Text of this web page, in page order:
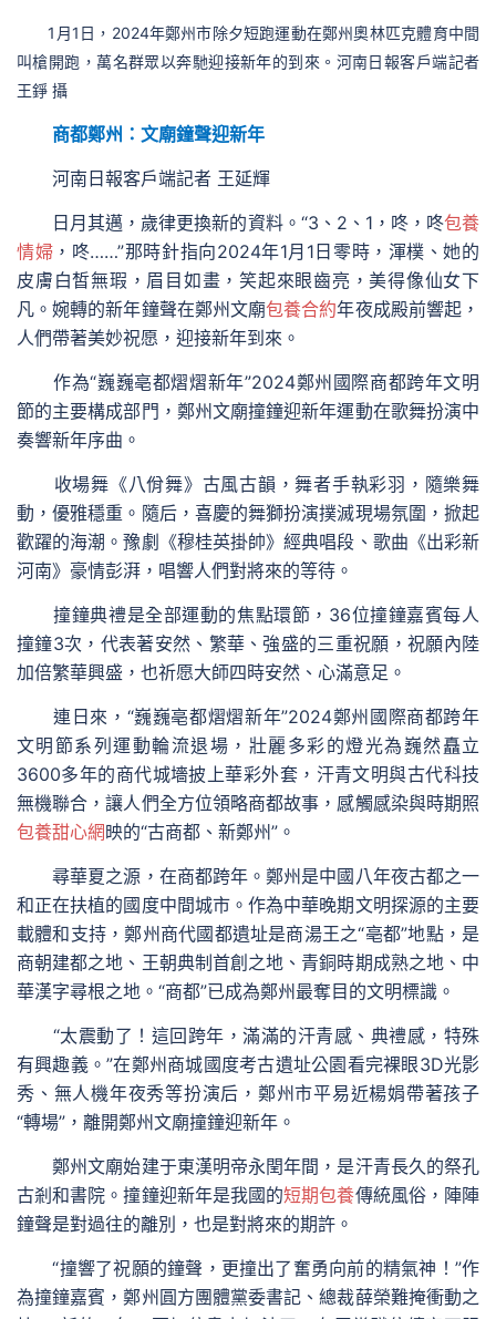
1月1日，2024年鄭州市除夕短跑運動在鄭州奧林匹克體育中間
叫槍開跑，萬名群眾以奔馳迎接新年的到來。河南日報客戶端記者
王錚 攝
商都鄭州：文廟鐘聲迎新年
河南日報客戶端記者 王延輝
日月其邁，歲律更換新的資料。“3、2、1，咚，咚包養
情婦 ，咚……”那時針指向2024年1月1日零時，渾樸、她的
皮膚白皙無瑕，眉目如畫，笑起來眼齒亮，美得像仙女下
凡。婉轉的新年鐘聲在鄭州文廟包養合約年夜成殿前響起，
人們帶著美妙祝愿，迎接新年到來。
作為“巍巍亳都熠熠新年”2024鄭州國際商都跨年文明
節的主要構成部門，鄭州文廟撞鐘迎新年運動在歌舞扮演中
奏響新年序曲。
收場舞《八佾舞》古風古韻，舞者手執彩羽，隨樂舞
動，優雅穩重。隨后，喜慶的舞獅扮演撲滅現場氛圍，掀起
歡躍的海潮。豫劇《穆桂英掛帥》經典唱段、歌曲《出彩新
河南》豪情彭湃，唱響人們對將來的等待。
撞鐘典禮是全部運動的焦點環節，36位撞鐘嘉賓每人
撞鐘3次，代表著安然、繁華、強盛的三重祝願，祝願內陸
加倍繁華興盛，也祈愿大師四時安然、心滿意足。
連日來，“巍巍亳都熠熠新年”2024鄭州國際商都跨年
文明節系列運動輪流退場，壯麗多彩的燈光為巍然矗立
3600多年的商代城墻披上華彩外套，汗青文明與古代科技
無機聯合，讓人們全方位領略商都故事，感觸感染與時期照
包養甜心網映的“古商都、新鄭州”。
尋華夏之源，在商都跨年。鄭州是中國八年夜古都之一
和正在扶植的國度中間城市。作為中華晚期文明探源的主要
載體和支持，鄭州商代國都遺址是商湯王之“亳都”地點，是
商朝建都之地、王朝典制首創之地、青銅時期成熟之地、中
華漢字尋根之地。“商都”已成為鄭州最奪目的文明標識。
“太震動了！這回跨年，滿滿的汗青感、典禮感，特殊
有興趣義。”在鄭州商城國度考古遺址公園看完裸眼3D光影
秀、無人機年夜秀等扮演后，鄭州市平易近楊娟帶著孩子
“轉場”，離開鄭州文廟撞鐘迎新年。
鄭州文廟始建于東漢明帝永閏年間，是汗青長久的祭孔
古剎和書院。撞鐘迎新年是我國的短期包養傳統風俗，陣陣
鐘聲是對過往的離別，也是對將來的期許。
“撞響了祝願的鐘聲，更撞出了奮勇向前的精氣神！”作
為撞鐘嘉賓，鄭州圓方團體黨委書記、總裁薛榮難掩衝動之